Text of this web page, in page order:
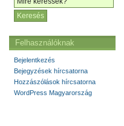
Felhasználóknak
Bejelentkezés
Bejegyzések hírcsatorna
Hozzászólások hírcsatorna
WordPress Magyarország